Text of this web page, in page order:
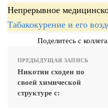
Непрерывное
Табакокурение и его
Поделитесь с
ПРЕДЫДУЩАЯ ЗАПИСЬ
Никотин сходен по
своей химической
структуре с: